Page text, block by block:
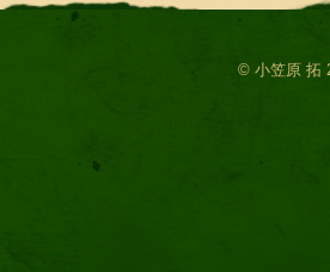
© 小笠原 拓